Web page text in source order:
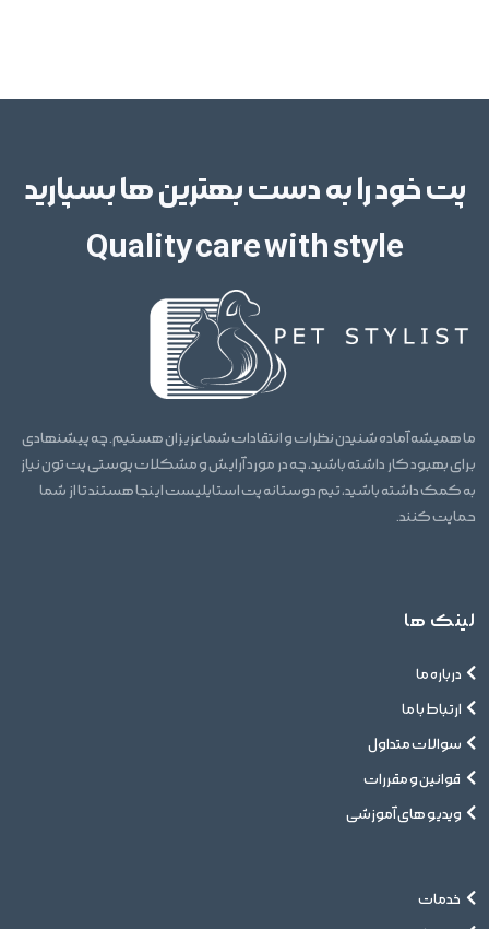
پت خود را به دست بهترین ها بسپارید
Quality care with style
ما همیشه آماده شنیدن نظرات و انتقادات شما عزیزان هستیم. چه پیشنهادی
برای بهبود کار داشته باشید، چه در مورد آرایش و مشکلات پوستی پت تون نیاز
به کمک داشته باشید، تیم دوستانه پت استایلیست اینجا هستند تا از شما
حمایت کنند.
لینک ها
درباره ما
ارتباط با ما
سوالات متداول
قوانین و مقررات
ویدیو های آموزشی
خدمات